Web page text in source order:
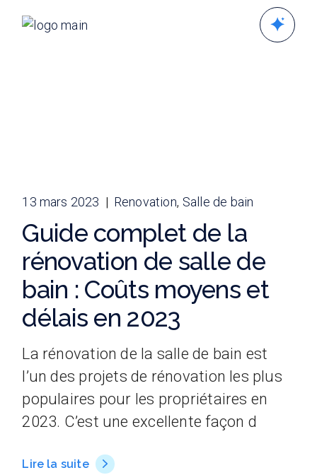
13 mars 2023 Renovation Salle de bain
Guide complet de la
rénovation de salle de
bain : Coûts moyens et
délais en 2023
La rénovation de la salle de bain est
l’un des projets de rénovation les plus
populaires pour les propriétaires en
2023. C’est une excellente façon d
Lire la suite